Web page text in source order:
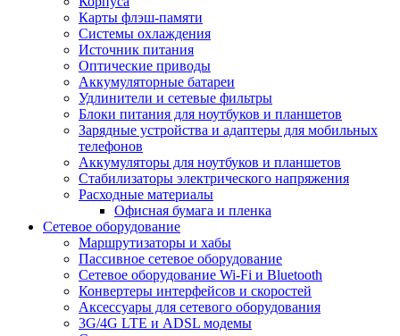
Карты флэш-памяти
Системы охлаждения
Источник питания
Оптические приводы
Аккумуляторные батареи
Удлинители и сетевые фильтры
Блоки питания для ноутбуков и планшетов
Зарядные устройства и адаптеры для мобильных
телефонов
Аккумуляторы для ноутбуков и планшетов
Стабилизаторы электрического напряжения
Расходные материалы
Офисная бумага и пленка
Сетевое оборудование
Маршрутизаторы и хабы
Пассивное сетевое оборудование
Сетевое оборудование Wi-Fi и Bluetooth
Конвертеры интерфейсов и скоростей
Аксессуары для сетевого оборудования
3G/4G LTE и ADSL модемы